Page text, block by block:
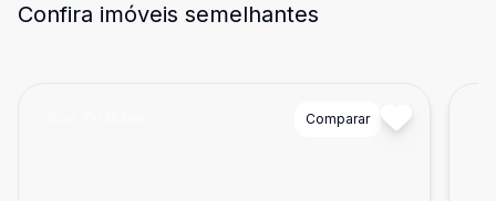
Confira imóveis semelhantes
Comparar